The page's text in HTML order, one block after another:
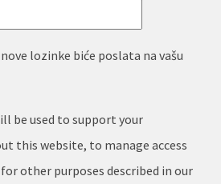
lozinke biće poslata na vašu
be used to support your
this website, to manage access
other purposes described in our